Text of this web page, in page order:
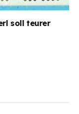
soll teurer